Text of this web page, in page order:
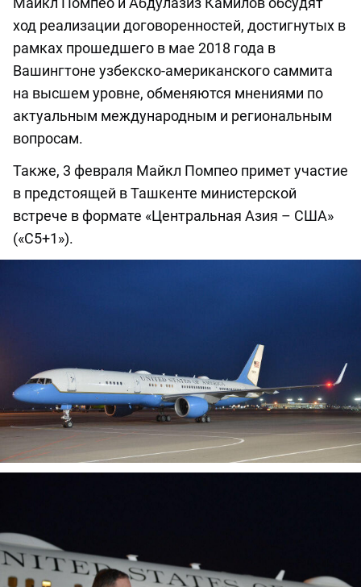
ход реализации договоренностей, достигнутых в
рамках прошедшего в мае 2018 года в
Вашингтоне узбекско-американского саммита
на высшем уровне, обменяются мнениями по
актуальным международным и региональным
вопросам.
Также, 3 февраля Майкл Помпео примет участие
в предстоящей в Ташкенте министерской
встрече в формате «Центральная Азия – США»
(«C5+1»).